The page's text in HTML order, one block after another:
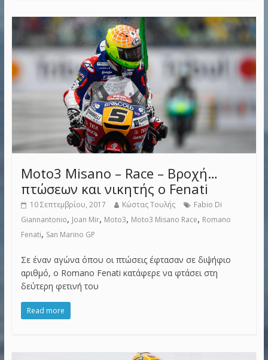
Moto3 Misano – Race – Βροχή…
πτώσεων και νικητής ο Fenati
10 Σεπτεμβρίου, 2017 Κώστας Τουλής
Fabio Di
Giannantonio, Joan Mir, Moto3, Moto3 Misano Race, Romano
Fenati, San Marino GP
Σε έναν αγώνα όπου οι πτώσεις έφτασαν σε διψήφιο
αριθμό, ο Romano Fenati κατάφερε να φτάσει στη
δεύτερη φετινή του
Read more